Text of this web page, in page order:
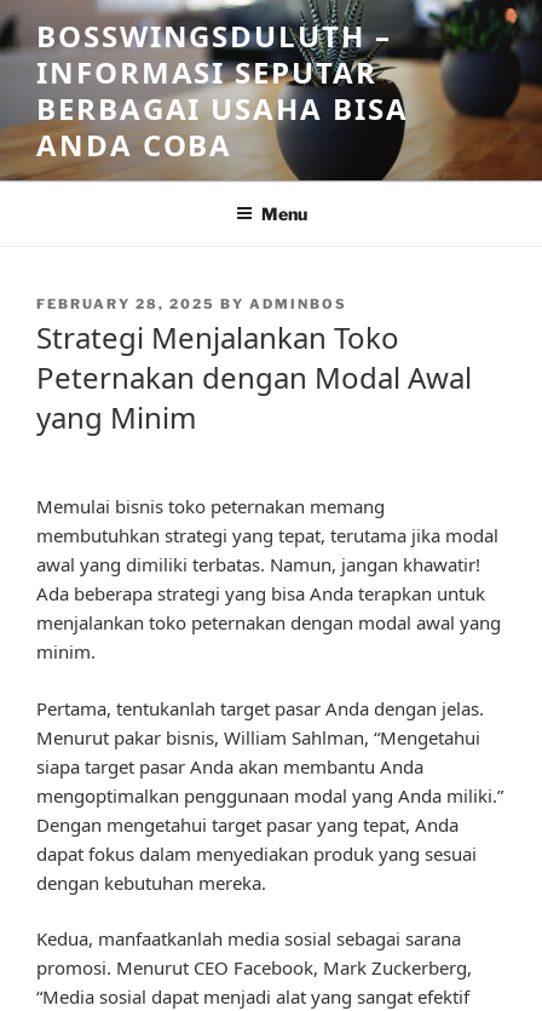
Skip
to
content
BOSSWINGSDULUTH –
INFORMASI SEPUTAR
BERBAGAI USAHA BISA
ANDA COBA
Menu
POSTED
FEBRUARY 28, 2025 BY ADMINBOS
Strategi Menjalankan Toko
Peternakan dengan Modal Awal
yang Minim
Memulai bisnis toko peternakan memang
membutuhkan strategi yang tepat, terutama jika modal
awal yang dimiliki terbatas. Namun, jangan khawatir!
Ada beberapa strategi yang bisa Anda terapkan untuk
menjalankan toko peternakan dengan modal awal yang
minim.
Pertama, tentukanlah target pasar Anda dengan jelas.
Menurut pakar bisnis, William Sahlman, “Mengetahui
siapa target pasar Anda akan membantu Anda
mengoptimalkan penggunaan modal yang Anda miliki.”
Dengan mengetahui target pasar yang tepat, Anda
dapat fokus dalam menyediakan produk yang sesuai
dengan kebutuhan mereka.
Kedua, manfaatkanlah media sosial sebagai sarana
promosi. Menurut CEO Facebook, Mark Zuckerberg,
“Media sosial dapat menjadi alat yang sangat efektif